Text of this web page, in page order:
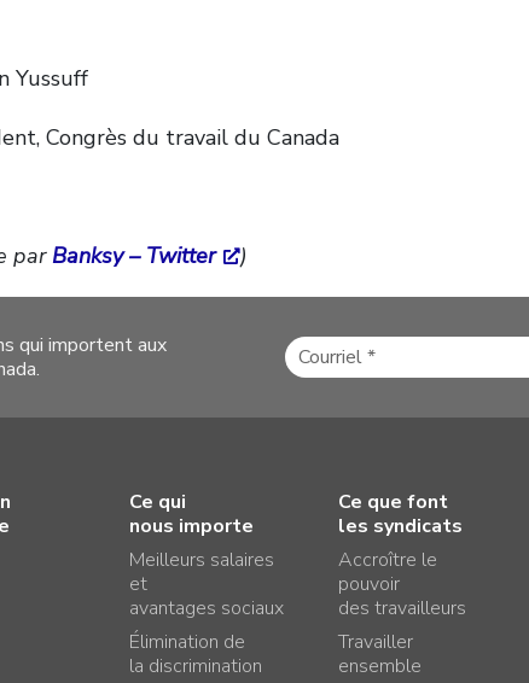
Yussuff
Congrès du travail du Canada
parBanksy – Twitter )
qui importent aux
Ce qui
nous importe
Meilleurs salaires
et
avantages sociaux
Élimination de
la discrimination
Ce que font
les syndicats
Accroître le
pouvoir
des travailleurs
Travailler
ensemble